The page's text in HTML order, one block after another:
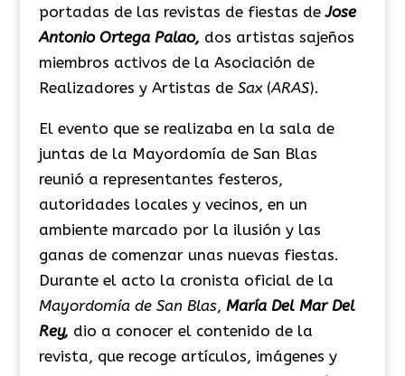
portadas de las revistas de fiestas deJose
Antonio Ortega Palao, dos artistas sajeños
miembros activos de la Asociación de
Realizadores y Artistas de Sax(ARAS).
El evento que se realizaba en la sala de
juntas de la Mayordomía de San Blas
reunió a representantes festeros,
autoridades locales y vecinos, en un
ambiente marcado por la ilusión y las
ganas de comenzar unas nuevas fiestas.
Durante el acto la cronista oficial de la
Mayordomía de San Blas, María Del Mar Del
Rey, dio a conocer el contenido de la
revista, que recoge artículos, imágenes y